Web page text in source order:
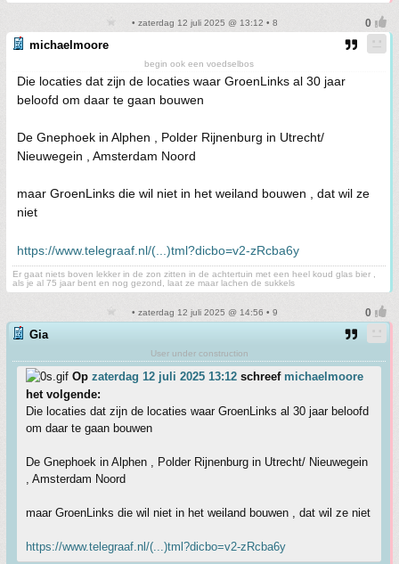
• zaterdag 12 juli 2025 @ 13:12 • 8
michaelmoore
begin ook een voedselbos
Die locaties dat zijn de locaties waar GroenLinks al 30 jaar
beloofd om daar te gaan bouwen
De Gnephoek in Alphen , Polder Rijnenburg in Utrecht/
Nieuwegein , Amsterdam Noord
maar GroenLinks die wil niet in het weiland bouwen , dat wil ze
niet
https://www.telegraaf.nl/(...)tml?dicbo=v2-zRcba6y
Er gaat niets boven lekker in de zon zitten in de achtertuin met een heel koud glas bier ,
als je al 75 jaar bent en nog gezond, laat ze maar lachen de sukkels
• zaterdag 12 juli 2025 @ 14:56 • 9
Gia
User under construction
Op zaterdag 12 juli 2025 13:12 schreef michaelmoore
het volgende:
Die locaties dat zijn de locaties waar GroenLinks al 30 jaar beloofd
om daar te gaan bouwen
De Gnephoek in Alphen , Polder Rijnenburg in Utrecht/ Nieuwegein
, Amsterdam Noord
maar GroenLinks die wil niet in het weiland bouwen , dat wil ze niet
https://www.telegraaf.nl/(...)tml?dicbo=v2-zRcba6y